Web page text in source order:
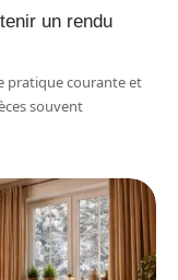
un rendu
pratique courante et
souvent